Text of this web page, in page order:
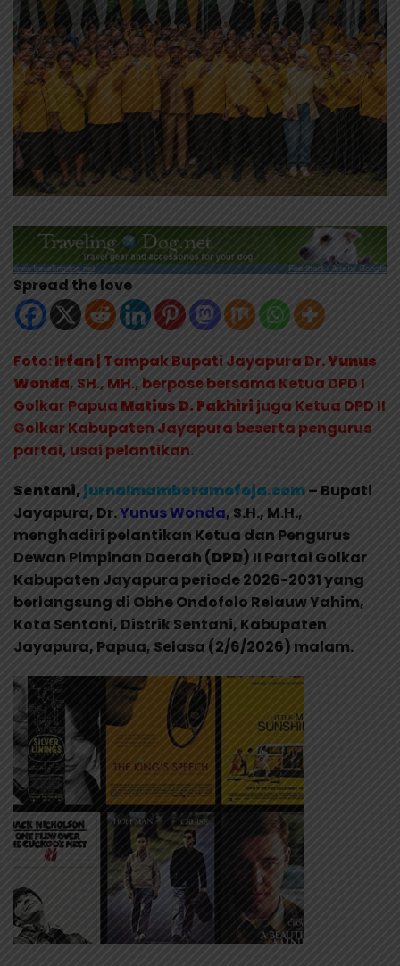
Spread the love
Foto:Irfan| Tampak Bupati Jayapura Dr.Yunus
Wonda, SH., MH., berpose bersama Ketua DPD I
Golkar Papua Matius D. Fakhiri juga Ketua DPD II
Golkar Kabupaten Jayapura beserta pengurus
partai, usai pelantikan.
Sentani,jurnalmamberamofoja.com– Bupati
Jayapura, Dr.Yunus Wonda, S.H., M.H.,
menghadiri pelantikan Ketua dan Pengurus
Dewan Pimpinan Daerah (DPD) II Partai Golkar
Kabupaten Jayapura periode 2026-2031 yang
berlangsung di Obhe Ondofolo Relauw Yahim,
Kota Sentani, Distrik Sentani, Kabupaten
Jayapura, Papua, Selasa (2/6/2026) malam.